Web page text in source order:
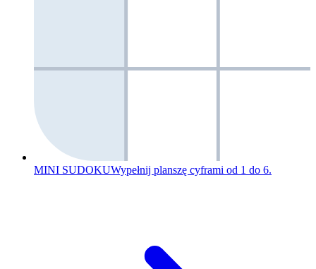
MINI SUDOKUWypełnij planszę cyframi od 1 do 6.